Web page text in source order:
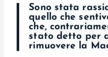
Sono stata
quello che
che,
stato detto per
rimuovere la